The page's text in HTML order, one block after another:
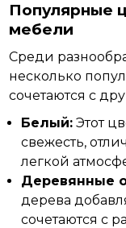
Популярные
мебели
Среди
несколько
сочетаются с
Белый: Этот
свежесть,
легкой
Деревянные
дерева
сочетаются с